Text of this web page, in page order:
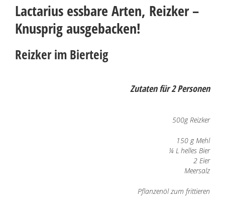
Infos
Über mich
Bücher
Lactarius essbare Arten, Reizker –
Knusprig ausgebacken!
Reizker im Bierteig
Zutaten für 2 Personen
500g Reizker
150 g Mehl
¼ L helles Bier
2 Eier
Meersalz
Pflanzenöl zum frittieren